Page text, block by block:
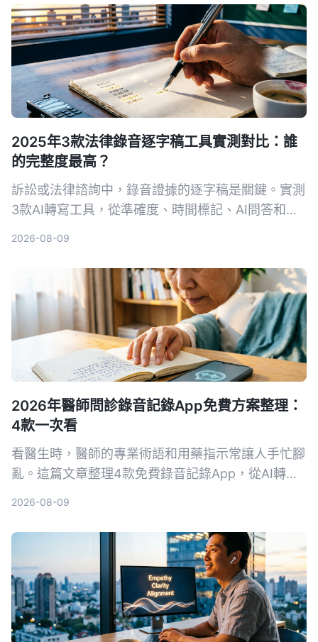
2025年3款法律錄音逐字稿工具實測對比：誰
的完整度最高？
訴訟或法律諮詢中，錄音證據的逐字稿是關鍵。實測
3款AI轉寫工具，從準確度、時間標記、AI問答和法
2026-08-09
2026年醫師問診錄音記錄App免費方案整理：
4款一次看
看醫生時，醫師的專業術語和用藥指示常讓人手忙腳
亂。這篇文章整理4款免費錄音記錄App，從AI轉文
2026-08-09